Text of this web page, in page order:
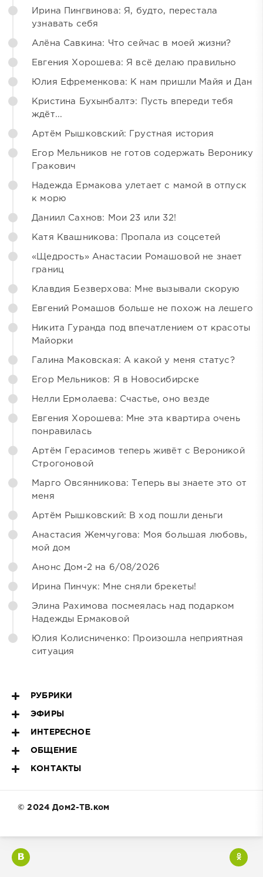
Ирина Пингвинова: Я, будто, перестала
узнавать себя
Алёна Савкина: Что сейчас в моей жизни?
Евгения Хорошева: Я всё делаю правильно
Юлия Ефременкова: К нам пришли Майя и Дан
Кристина Бухынбалтэ: Пусть впереди тебя
ждёт...
Артём Рышковский: Грустная история
Егор Мельников не готов содержать Веронику
Гракович
Надежда Ермакова улетает с мамой в отпуск
к морю
Даниил Сахнов: Мои 23 или 32!
Катя Квашникова: Пропала из соцсетей
«Щедрость» Анастасии Ромашовой не знает
границ
Клавдия Безверхова: Мне вызывали скорую
Евгений Ромашов больше не похож на лешего
Никита Гуранда под впечатлением от красоты
Майорки
Галина Маковская: А какой у меня статус?
Егор Мельников: Я в Новосибирске
Нелли Ермолаева: Счастье, оно везде
Евгения Хорошева: Мне эта квартира очень
понравилась
Артём Герасимов теперь живёт с Вероникой
Строгоновой
Марго Овсянникова: Теперь вы знаете это от
меня
Артём Рышковский: В ход пошли деньги
Анастасия Жемчугова: Моя большая любовь,
мой дом
Анонс Дом-2 на 6/08/2026
Ирина Пинчук: Мне сняли брекеты!
Элина Рахимова посмеялась над подарком
Надежды Ермаковой
Юлия Колисниченко: Произошла неприятная
ситуация
РУБРИКИ
ЭФИРЫ
ИНТЕРЕСНОЕ
ОБЩЕНИЕ
КОНТАКТЫ
© 2024 Дом2-ТВ.ком